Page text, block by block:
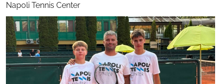
Napoli Tennis Center